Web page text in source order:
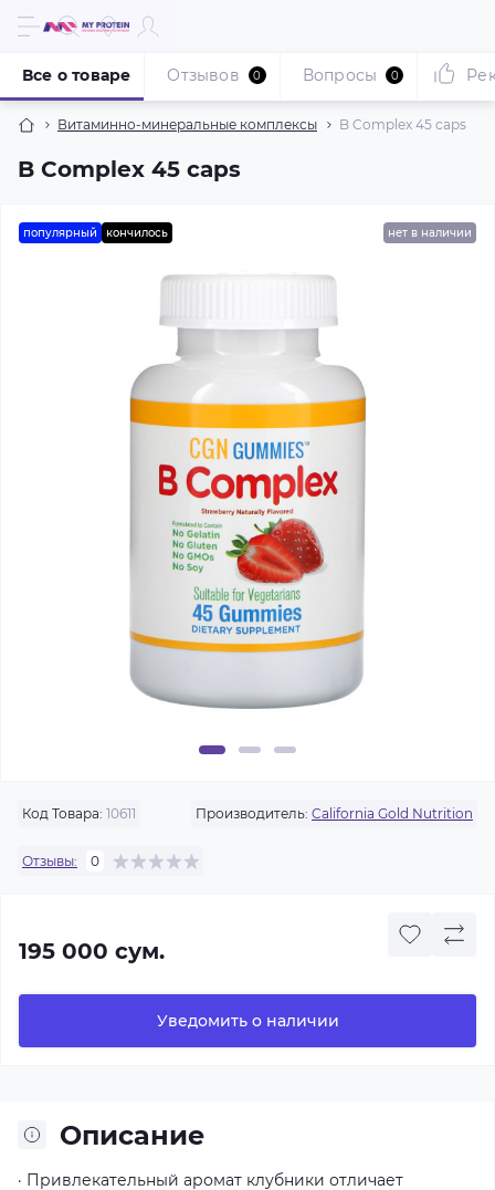
Витаминно-минеральные комплексы B Complex 45 caps
B Complex 45 caps
Все о товаре Отзывов 0 Вопросы 0
популярный кончилось нет в наличии
Код Товара: 10611 Производитель: California Gold Nutrition
Отзывы: 0
195 000 сум.
Уведомить о наличии
Описание
· Привлекательный аромат клубники отличает